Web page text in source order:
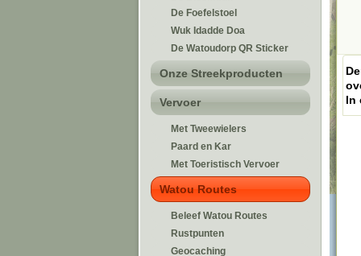
De Foefelstoel
Wuk Idadde Doa
De Watoudorp QR Sticker
Onze Streekproducten
Vervoer
Met Tweewielers
Paard en Kar
Met Toeristisch Vervoer
Watou Routes
Beleef Watou Routes
Rustpunten
Geocaching